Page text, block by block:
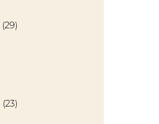
(29)
(23)